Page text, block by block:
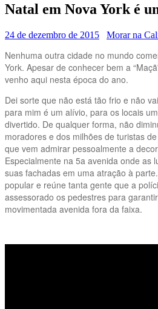
Natal em Nova York é
24 de dezembro de 2015 Morar na
Nenhuma outra cidade no mundo
York. Apesar de conhecer bem a
venho aqui nesta época do ano.
Dei sorte que não está tão frio e não
para mim é um alívio, para os locais
divertido. De qualquer forma, não
moradores e dos milhões de turistas
que vem admirar pessoalmente a
Especialmente na 5a avenida onde as
suas fachadas em uma atração à
popular e reúne tanta gente que a
assessorado os pedestres para
movimentada avenida fora da faixa.